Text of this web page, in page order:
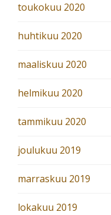
toukokuu 2020
huhtikuu 2020
maaliskuu 2020
helmikuu 2020
tammikuu 2020
joulukuu 2019
marraskuu 2019
lokakuu 2019